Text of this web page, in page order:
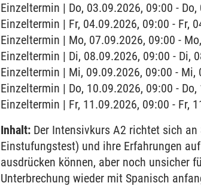
Einzeltermin | Do, 03.09.2026, 09:00 -
Einzeltermin | Fr, 04.09.2026, 09:00 - Fr,
Einzeltermin | Mo, 07.09.2026, 09:00 -
Einzeltermin | Di, 08.09.2026, 09:00 - Di,
Einzeltermin | Mi, 09.09.2026, 09:00 -
Einzeltermin | Do, 10.09.2026, 09:00 -
Einzeltermin | Fr, 11.09.2026, 09:00 - Fr,
Inhalt: Der Intensivkurs A2 richtet sich
Einstufungstest) und ihre Erfahrungen
ausdrücken können, aber noch unsicher
Unterbrechung wieder mit Spanisch